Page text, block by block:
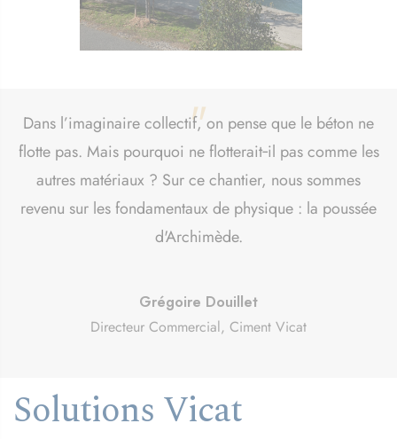
"
Dans l’imaginaire collectif, on pense que le béton ne
flotte pas. Mais pourquoi ne flotterait‑il pas comme les
autres matériaux ? Sur ce chantier, nous sommes
revenu sur les fondamentaux de physique : la poussée
d'Archimède.
Grégoire Douillet
Directeur Commercial, Ciment Vicat
Solutions Vicat